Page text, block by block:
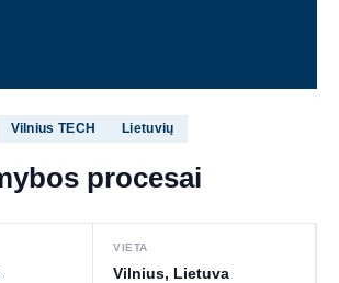
Vilnius TECH Lietuvių
procesai
VIETA
Vilnius, Lietuva